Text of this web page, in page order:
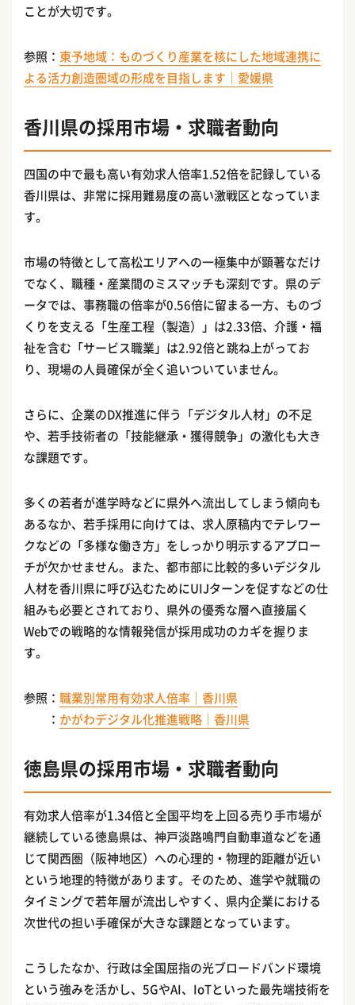
ことが大切です。
参照： 東予地域：ものづくり産業を核にした地域連携に
よる活力創造圏域の形成を目指します｜愛媛県
香川県の採用市場・求職者動向
四国の中で最も高い有効求人倍率1.52倍を記録している
香川県は、非常に採用難易度の高い激戦区となっていま
す。
市場の特徴として高松エリアへの一極集中が顕著なだけ
でなく、職種・産業間のミスマッチも深刻です。県のデ
ータでは、事務職の倍率が0.56倍に留まる一方、ものづ
くりを支える「生産工程（製造）」は2.33倍、介護・福
祉を含む「サービス職業」は2.92倍と跳ね上がってお
り、現場の人員確保が全く追いついていません。
さらに、企業のDX推進に伴う「デジタル人材」の不足
や、若手技術者の「技能継承・獲得競争」の激化も大き
な課題です。
多くの若者が進学時などに県外へ流出してしまう傾向も
あるなか、若手採用に向けては、求人原稿内でテレワー
クなどの「多様な働き方」をしっかり明示するアプロー
チが欠かせません。また、都市部に比較的多いデジタル
人材を香川県に呼び込むためにUIJターンを促すなどの仕
組みも必要とされており、県外の優秀な層へ直接届く
Webでの戦略的な情報発信が採用成功のカギを握りま
す。
参照： 職業別常用有効求人倍率｜香川県
： かがわデジタル化推進戦略｜香川県
徳島県の採用市場・求職者動向
有効求人倍率が1.34倍と全国平均を上回る売り手市場が
継続している徳島県は、神戸淡路鳴門自動車道などを通
じて関西圏（阪神地区）への心理的・物理的距離が近い
という地理的特徴があります。そのため、進学や就職の
タイミングで若年層が流出しやすく、県内企業における
次世代の担い手確保が大きな課題となっています。
こうしたなか、行政は全国屈指の光ブロードバンド環境
という強みを活かし、5GやAI、IoTといった最先端技術を